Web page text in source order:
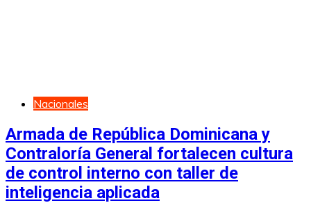
Nacionales
Armada de República Dominicana y
Contraloría General fortalecen cultura
de control interno con taller de
inteligencia aplicada